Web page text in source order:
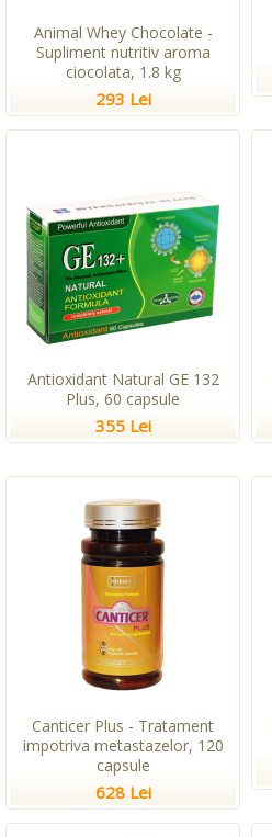
Animal Whey Chocolate -
Supliment nutritiv aroma
ciocolata, 1.8 kg
293 Lei
Antioxidant Natural GE 132
Plus, 60 capsule
355 Lei
Canticer Plus - Tratament
impotriva metastazelor, 120
capsule
628 Lei